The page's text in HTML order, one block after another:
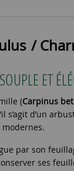
/
ET
(Carpinus
s’agit d’un
par son
ses